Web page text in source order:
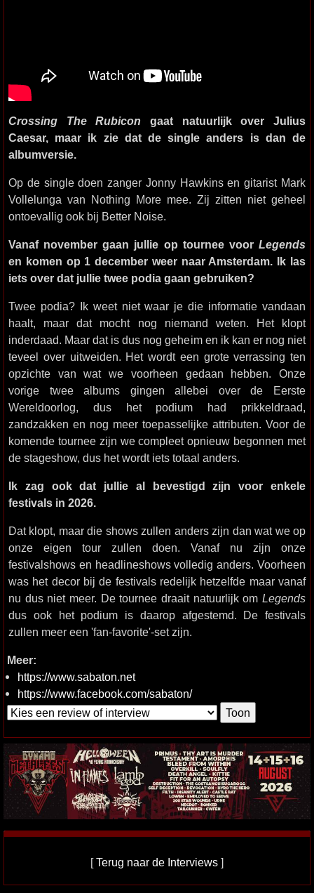
Crossing The Rubicon gaat natuurlijk over Julius
Caesar, maar ik zie dat de single anders is dan de
albumversie.
Op de single doen zanger Jonny Hawkins en gitarist Mark
Vollelunga van Nothing More mee. Zij zitten niet geheel
ontoevallig ook bij Better Noise.
Vanaf november gaan jullie op tournee voor Legends
en komen op 1 december weer naar Amsterdam. Ik las
iets over dat jullie twee podia gaan gebruiken?
Twee podia? Ik weet niet waar je die informatie vandaan
haalt, maar dat mocht nog niemand weten. Het klopt
inderdaad. Maar dat is dus nog geheim en ik kan er nog niet
teveel over uitweiden. Het wordt een grote verrassing ten
opzichte van wat we voorheen gedaan hebben. Onze
vorige twee albums gingen allebei over de Eerste
Wereldoorlog, dus het podium had prikkeldraad,
zandzakken en nog meer toepasselijke attributen. Voor de
komende tournee zijn we compleet opnieuw begonnen met
de stageshow, dus het wordt iets totaal anders.
Ik zag ook dat jullie al bevestigd zijn voor enkele
festivals in 2026.
Dat klopt, maar die shows zullen anders zijn dan wat we op
onze eigen tour zullen doen. Vanaf nu zijn onze
festivalshows en headlineshows volledig anders. Voorheen
was het decor bij de festivals redelijk hetzelfde maar vanaf
nu dus niet meer. De tournee draait natuurlijk om Legends
dus ook het podium is daarop afgestemd. De festivals
zullen meer een 'fan-favorite'-set zijn.
Meer:
https://www.sabaton.net
https://www.facebook.com/sabaton/
[Terug naar de Interviews ]